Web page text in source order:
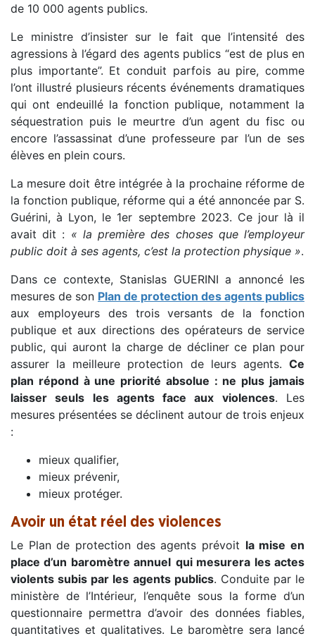
de 10 000 agents publics.
Le ministre d’insister sur le fait que l’intensité des
agressions à l’égard des agents publics “est de plus en
plus importante”. Et conduit parfois au pire, comme
l’ont illustré plusieurs récents événements dramatiques
qui ont endeuillé la fonction publique, notamment la
séquestration puis le meurtre d’un agent du fisc ou
encore l’assassinat d’une professeure par l’un de ses
élèves en plein cours.
La mesure doit être intégrée à la prochaine réforme de
la fonction publique, réforme qui a été annoncée par S.
Guérini, à Lyon, le 1er septembre 2023. Ce jour là il
avait dit : « la première des choses que l’employeur
public doit à ses agents, c’est la protection physique ».
Dans ce contexte, Stanislas GUERINI a annoncé les
mesures de son Plan de protection des agents publics
aux employeurs des trois versants de la fonction
publique et aux directions des opérateurs de service
public, qui auront la charge de décliner ce plan pour
assurer la meilleure protection de leurs agents. Ce
plan répond à une priorité absolue : ne plus jamais
laisser seuls les agents face aux violences. Les
mesures présentées se déclinent autour de trois enjeux
:
mieux qualifier,
mieux prévenir,
mieux protéger.
Avoir un état réel des violences
Le Plan de protection des agents prévoit la mise en
place d’un baromètre annuel qui mesurera les actes
violents subis par les agents publics. Conduite par le
ministère de l’Intérieur, l’enquête sous la forme d’un
questionnaire permettra d’avoir des données fiables,
quantitatives et qualitatives. Le baromètre sera lancé